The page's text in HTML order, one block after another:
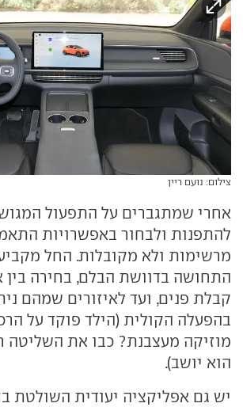
צילום: נועם ריין
אחרי שמתגברים על התפעול
להתפנות ולבחור באפשרויות
מרשימות ולא מקובלות. החל
התחושה בדוושת הבלם, בחירה בין
קבלת פנים, ועד לאיזורים שמהם
בהפעלה הקולית (הילד פוקד על
מוזיקה מעצבנת? כבו את השליטה
הוא יושב).
יש גם אפליקציה יעודית השולטת